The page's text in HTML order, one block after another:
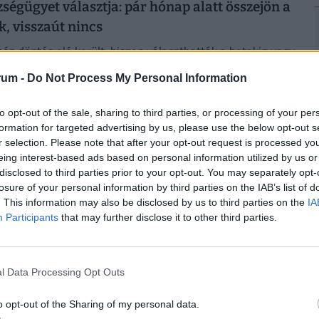
- Do Not Process My Personal Information
opt-out of the sale, sharing to third parties, or processing of your
for targeted advertising by us, please use the below opt-out
selection. Please note that after your opt-out request is processed
interest-based ads based on personal information utilized by us
to third parties prior to your opt-out. You may separately
of your personal information by third parties on the IAB’s list of
This information may also be disclosed by us to third parties on the
Participants that may further disclose it to other third parties.
Data Processing Opt Outs
opt-out of the Sharing of my personal data.
választja: pár hónap alatt összejön a
visszaút nincs
döntés elé került, hiszen választhatták a hetekig vagy
várakozást az állami egészségügyben, vagy dönthettek a
mellett.
július 5. 15:37
az egészségügyi miniszter: fajsúlyos változás
témát tekintettek át: a gyógyszerügyet és a klinikai
ellátási láncot és a gyógyszerészi hivatásrendet,
és gyógyászati segédeszközök területét.
vár a vidéki magyarokra: hiába a történelmi
tűnnek el a patikák
úgy tűnhet, hogy Magyarországon nincs gond a
a háttérben azonban jelentős átalakulás zajlik. Mi